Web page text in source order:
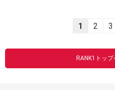
1 2 3
RANK1トッ